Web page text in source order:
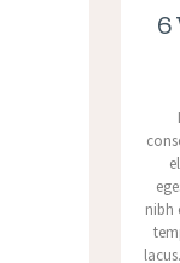
6
nibh